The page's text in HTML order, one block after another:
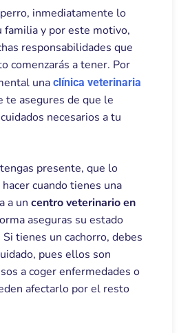
inmediatamente lo
y por este motivo,
responsabilidades que
comenzarás a tener. Por
una clínica veterinaria
te asegures de que le
necesarios a tu
presente, que lo
cuando tienes una
a un centro veterinario en
aseguras su estado
tienes un cachorro, debes
pues ellos son
a coger enfermedades o
afectarlo por el resto